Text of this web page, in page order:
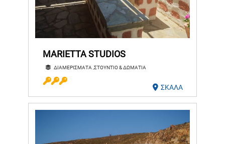
MARIETTA STUDIOS
ΔΙΑΜΕΡΙΣΜΑΤΑ ,ΣΤΟΥΝΤΙΟ & ΔΩΜΑΤΙΑ
ΣΚΑΛΑ